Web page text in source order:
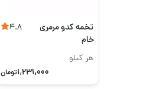
تخمه کدو مرمری
خام
4.8
هر کیلو
1,231,000تومان